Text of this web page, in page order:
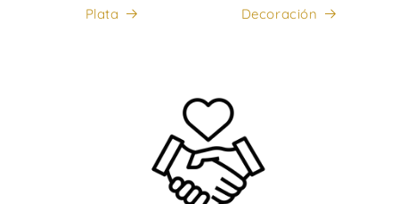
Plata Decoración